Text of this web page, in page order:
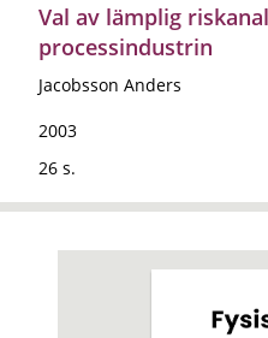
Val av lämplig
processindustrin
Jacobsson Anders
2003
26 s.